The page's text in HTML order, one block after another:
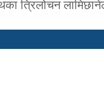
त्रिलोचन